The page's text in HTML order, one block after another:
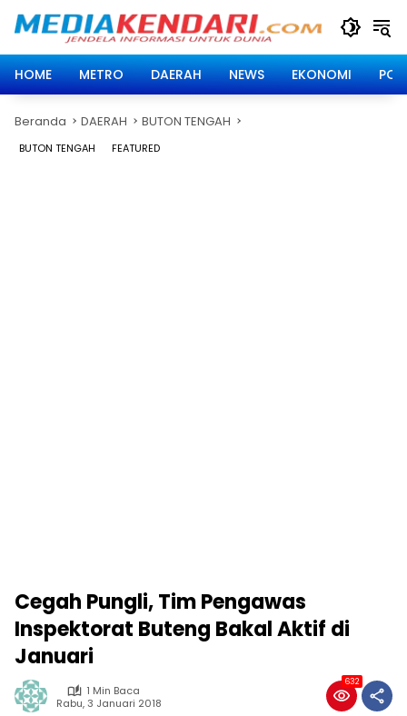
HOME
METRO DAERAH NEWS EKONOMI
Beranda DAERAH BUTON TENGAH
BUTON TENGAH FEATURED
Cegah Pungli, Tim Pengawas
Inspektorat Buteng Bakal Aktif di
Januari
1 Min Baca
Rabu, 3 Januari 2018
632